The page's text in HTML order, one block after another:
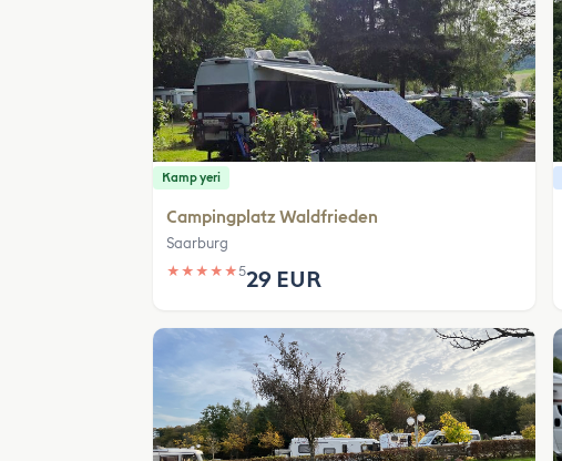
Kamp yeri
Campingplatz Waldfrieden
Saarburg
★ ★ ★ ★ ★529 EUR